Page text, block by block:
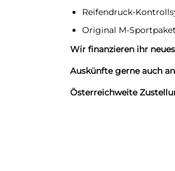
Reifendruck-
Original M-
Wir finanzieren ihr
Auskünfte gerne auch
Österreichweite